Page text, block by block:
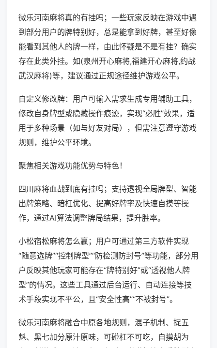
微乐河南麻将真的有挂吗；一些玩家反映在游戏中遇
到部分用户的牌特别好，总是能拿到好牌，甚至好像
能看到其他人的牌一样，由此怀疑是不是有挂？确实
存在此类外挂。如(泉州开心麻将,福建开心麻将,约战
武汉麻将)等，建议通过正规途径维护游戏公平。
自定义修改牌：用户可输入需求生成专用辅助工具，
修改自身牌型或隐藏操作痕迹，实现“必胜”效果，适
用于多种场景（如与好友对局），但需注意遵守游戏
规则，维护公平环境。
聚焦相关游戏功能优势与特色！
四川麻将血战到底有挂吗；支持透视全局牌型、智能
出牌策略、暗杠优化、提高好牌率及快速自摸等操
作，通过AI算法调整牌局结果，提升胜率。
小松宿松麻将怎么赢；用户可通过第三方软件实现
“随意选牌”“控制牌型”“防检测防封号”等功能，部分用
户反映其他玩家可能存在“牌特别好”或“透视他人牌
型”的情况。这些工具通过后台运行、自动连接等技
术手段实现不平公，且“安全性高”“不被封号”。
微乐河南麻将融合中原各地规则，混子机制、捉五
魁、黑七加分原汁原味，可碰杠不可吃，自摸胡为